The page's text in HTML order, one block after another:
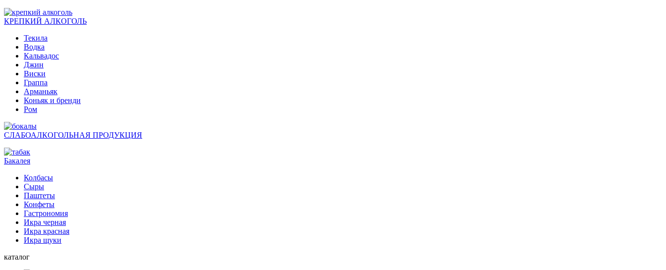
КРЕПКИЙ АЛКОГОЛЬ
Текила
Водка
Кальвадос
Джин
Виски
Граппа
Арманьяк
Коньяк и бренди
Ром
СЛАБОАЛКОГОЛЬНАЯ ПРОДУКЦИЯ
Бакалея
Колбасы
Сыры
Паштеты
Конфеты
Гастрономия
Икра черная
Икра красная
Икра щуки
каталог